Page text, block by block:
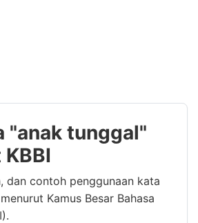
"anak tunggal"
dan contoh penggunaan kata
Kamus Besar Bahasa